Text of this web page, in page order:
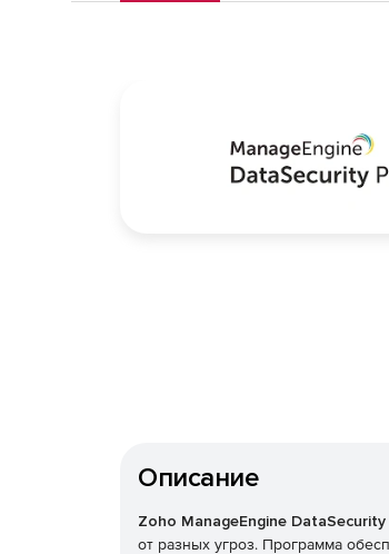
Описание
Zoho ManageEngine DataSecurity
от разных угроз. Программа